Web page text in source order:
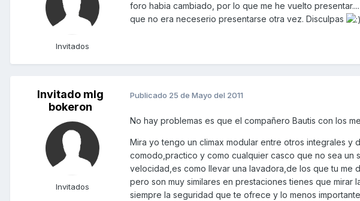
Invitados
foro habia cambiado, por lo que me he vuelto
que no era neceserio presentarse otra vez. Disculpas
Invitado mlg
bokeron
Invitados
Publicado 25 de Mayo del 2011
No hay problemas es que el compañero Bautis con los
Mira yo tengo un climax modular entre otros integrales y
comodo,practico y como cualquier casco que no sea un
velocidad,es como llevar una lavadora,de los que tu me
pero son muy similares en prestaciones tienes que mirar
siempre la seguridad que te ofrece y lo menos